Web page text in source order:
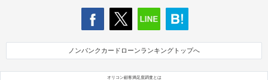
ノンバンクカードローンランキングトップへ
オリコン顧客満足度調査とは